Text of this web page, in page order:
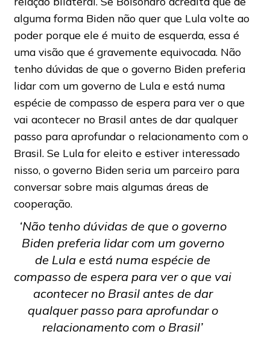
alguma forma Biden não quer que Lula volte ao
poder porque ele é muito de esquerda, essa é
uma visão que é gravemente equivocada. Não
tenho dúvidas de que o governo Biden preferia
lidar com um governo de Lula e está numa
espécie de compasso de espera para ver o que
vai acontecer no Brasil antes de dar qualquer
passo para aprofundar o relacionamento com o
Brasil. Se Lula for eleito e estiver interessado
nisso, o governo Biden seria um parceiro para
conversar sobre mais algumas áreas de
cooperação.
‘Não tenho dúvidas de que o governo
Biden preferia lidar com um governo
de Lula e está numa espécie de
compasso de espera para ver o que vai
acontecer no Brasil antes de dar
qualquer passo para aprofundar o
relacionamento com o Brasil’